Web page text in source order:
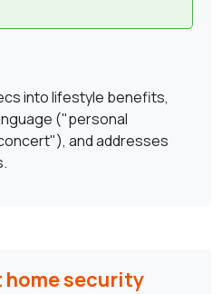
into lifestyle benefits,
("personal
and addresses
home security